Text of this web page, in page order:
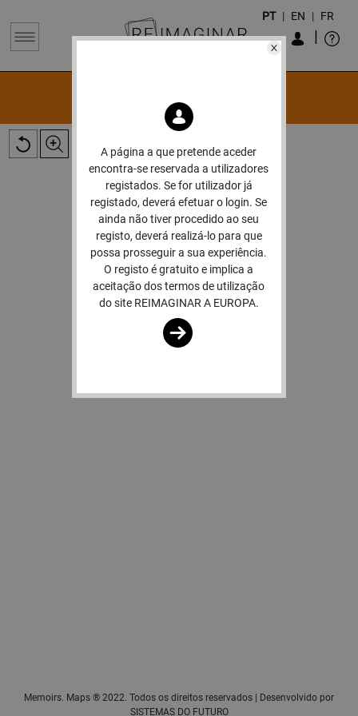
|
PT | EN | FR
OBRAS
Memoirs. Maps ® 2022. Todos os direitos reservados | Desenvolvido por
SISTEMAS DO FUTURO